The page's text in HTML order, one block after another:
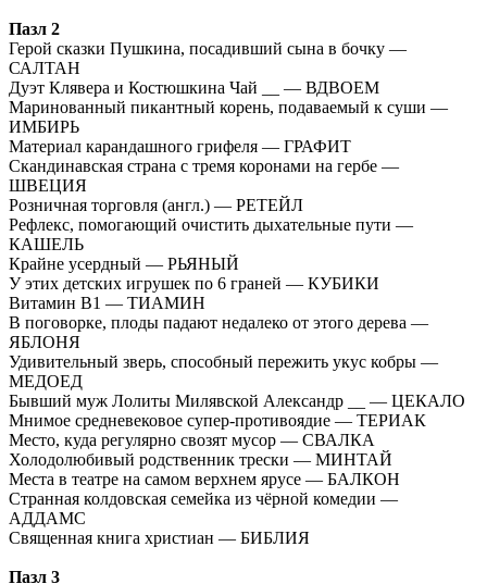
Пазл 2
Герой сказки Пушкина, посадивший сына в бочку —
САЛТАН
Дуэт Клявера и Костюшкина Чай __ — ВДВОЕМ
Маринованный пикантный корень, подаваемый к суши —
ИМБИРЬ
Материал карандашного грифеля — ГРАФИТ
Скандинавская страна с тремя коронами на гербе —
ШВЕЦИЯ
Розничная торговля (англ.) — РЕТЕЙЛ
Рефлекс, помогающий очистить дыхательные пути —
КАШЕЛЬ
Крайне усердный — РЬЯНЫЙ
У этих детских игрушек по 6 граней — КУБИКИ
Витамин В1 — ТИАМИН
В поговорке, плоды падают недалеко от этого дерева —
ЯБЛОНЯ
Удивительный зверь, способный пережить укус кобры —
МЕДОЕД
Бывший муж Лолиты Милявской Александр __ — ЦЕКАЛО
Мнимое средневековое супер-противоядие — ТЕРИАК
Место, куда регулярно свозят мусор — СВАЛКА
Холодолюбивый родственник трески — МИНТАЙ
Места в театре на самом верхнем ярусе — БАЛКОН
Странная колдовская семейка из чёрной комедии —
АДДАМС
Священная книга христиан — БИБЛИЯ
Пазл 3